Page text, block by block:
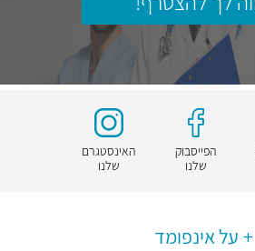
הפייסבוק
שלנו
האינסטגרם
שלנו
על אינפומד